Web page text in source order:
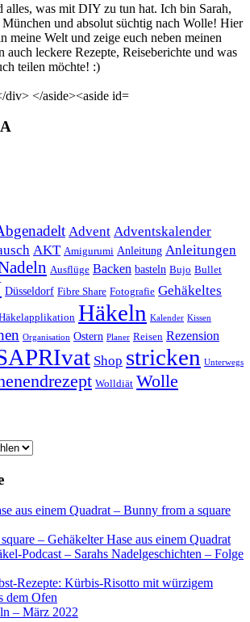
alles, was mit DIY zu tun hat. Ich bin Sarah,
und absolut süchtig nach Wolle! Hier
meine Welt und zeige euch neben meinen
auch leckere Rezepte, Reiseberichte und was
teilen möchte! :)
Advent Adventskalender
AKT Amigurumi Anleitung Anleitungen
Ausflüge Backen basteln Bujo Bullet
Düsseldorf Fibre Share Fotografie Gehäkeltes
Häkeln Kalender Kissen
Organisation Ostern Planer Reisen Rezension
Shop stricken Unterwegs
Wolldiät Wolle
aus einem Quadrat – Bunny from a square
– Gehäkelter Hase aus einem Quadrat
Podcast – Sarahs Nadelgeschichten – Folge
Rezepte: Kürbis-Risotto mit würzigem
dem Ofen
– März 2022